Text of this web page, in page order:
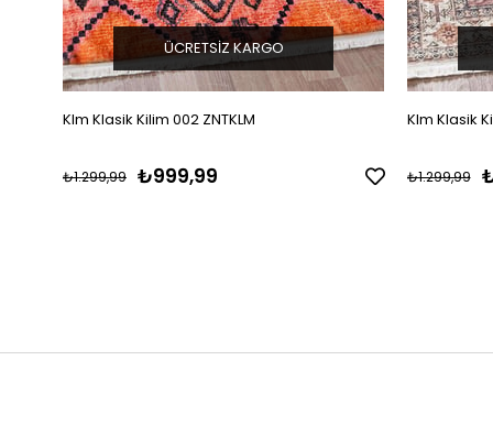
Klm Klasik Kilim 002 ZNTKLM
₺999,99
₺1.299,99
ÜCRETSIZ KARGO
Klm Klasik
₺1.299,99